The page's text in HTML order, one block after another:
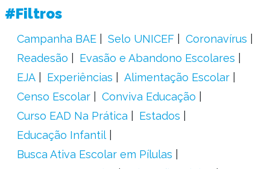
#Filtros
Campanha BAE Selo UNICEF
Coronavírus
Readesão
Evasão e Abandono Escolares
EJA
Experiências
Alimentação Escolar
Censo Escolar
Conviva Educação
Curso EAD Na Prática
Estados
Educação Infantil
Busca Ativa Escolar em Pílulas